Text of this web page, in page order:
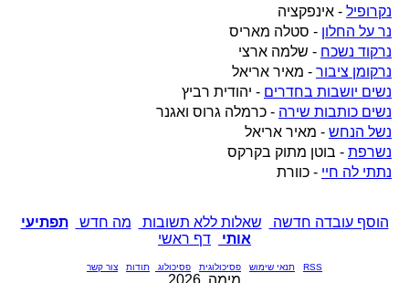
נקרופיל - אינפקציה
נר על החלון - סטלה מאריס
נרקוד נשכח - שלמה ארצי
נרקומן ציבור - מאיר אריאל
נשים יושבות בחדרים - יהודית רביץ
נשים כותבות שירה - כרמלה גרוס ואגנר
נשל הנחש - מאיר אריאל
נשרפת - בוטן מתוק בקרקס
נתתי לה חיי - כוורת
הוסף עובדה חדשה שאלות ללא תשובות מה חדש
תפתיעי
אותי
דף ראשי
RSS תנאי שימוש פסיכולוגית פסיכולוג תודות צור קשר
מימה, 2026